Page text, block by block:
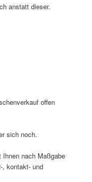
anstatt dieser.
offen
sich noch.
nach Maßgabe
, kontakt- und